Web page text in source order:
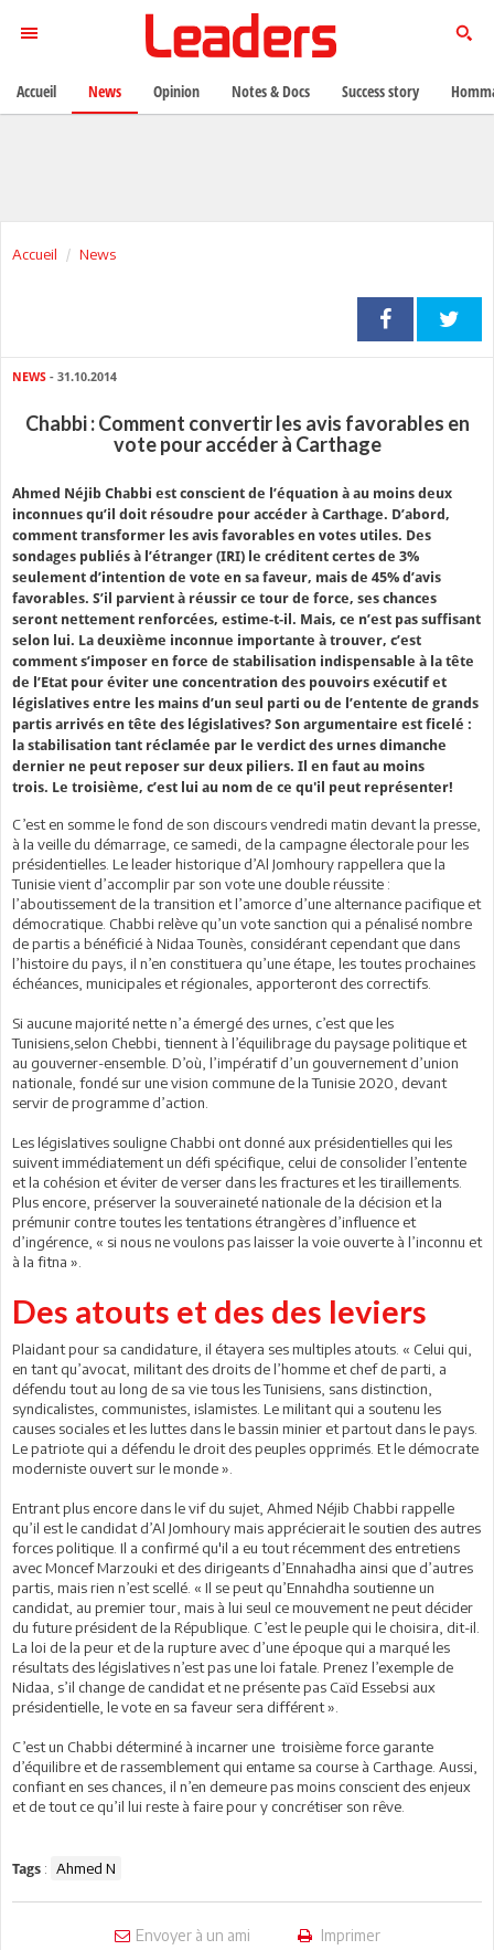
Accueil News
NEWS - 31.10.2014
Chabbi : Comment convertir les avis favorables en
vote pour accéder à Carthage
Ahmed Néjib Chabbi est conscient de l’équation à au moins deux
inconnues qu’il doit résoudre pour accéder à Carthage. D’abord,
comment transformer les avis favorables en votes utiles. Des
sondages publiés à l’étranger (IRI) le créditent certes de 3%
seulement d’intention de vote en sa faveur, mais de 45% d’avis
favorables. S’il parvient à réussir ce tour de force, ses chances
seront nettement renforcées, estime-t-il. Mais, ce n’est pas suffisant
selon lui. La deuxième inconnue importante à trouver, c’est
comment s’imposer en force de stabilisation indispensable à la tête
de l’Etat pour éviter une concentration des pouvoirs exécutif et
législatives entre les mains d’un seul parti ou de l’entente de grands
partis arrivés en tête des législatives? Son argumentaire est ficelé :
la stabilisation tant réclamée par le verdict des urnes dimanche
dernier ne peut reposer sur deux piliers. Il en faut au moins
trois. Le troisième, c’est lui au nom de ce qu'il peut représenter!
C’est en somme le fond de son discours vendredi matin devant la presse,
à la veille du démarrage, ce samedi, de la campagne électorale pour les
présidentielles. Le leader historique d’Al Jomhoury rappellera que la
Tunisie vient d’accomplir par son vote une double réussite :
l’aboutissement de la transition et l’amorce d’une alternance pacifique et
démocratique. Chabbi relève qu’un vote sanction qui a pénalisé nombre
de partis a bénéficié à Nidaa Tounès, considérant cependant que dans
l’histoire du pays, il n’en constituera qu’une étape, les toutes prochaines
échéances, municipales et régionales, apporteront des correctifs.
Si aucune majorité nette n’a émergé des urnes, c’est que les
Tunisiens,selon Chebbi, tiennent à l’équilibrage du paysage politique et
au gouverner-ensemble. D’où, l’impératif d’un gouvernement d’union
nationale, fondé sur une vision commune de la Tunisie 2020, devant
servir de programme d’action.
Les législatives souligne Chabbi ont donné aux présidentielles qui les
suivent immédiatement un défi spécifique, celui de consolider l’entente
et la cohésion et éviter de verser dans les fractures et les tiraillements.
Plus encore, préserver la souveraineté nationale de la décision et la
prémunir contre toutes les tentations étrangères d’influence et
d’ingérence, « si nous ne voulons pas laisser la voie ouverte à l’inconnu et
à la fitna ».
Des atouts et des des leviers
Plaidant pour sa candidature, il étayera ses multiples atouts. « Celui qui,
en tant qu’avocat, militant des droits de l’homme et chef de parti, a
défendu tout au long de sa vie tous les Tunisiens, sans distinction,
syndicalistes, communistes, islamistes. Le militant qui a soutenu les
causes sociales et les luttes dans le bassin minier et partout dans le pays.
Le patriote qui a défendu le droit des peuples opprimés. Et le démocrate
moderniste ouvert sur le monde ».
Entrant plus encore dans le vif du sujet, Ahmed Néjib Chabbi rappelle
qu’il est le candidat d’Al Jomhoury mais apprécierait le soutien des autres
forces politique. Il a confirmé qu'il a eu tout récemment des entretiens
avec Moncef Marzouki et des dirigeants d’Ennahadha ainsi que d’autres
partis, mais rien n’est scellé. « Il se peut qu’Ennahdha soutienne un
candidat, au premier tour, mais à lui seul ce mouvement ne peut décider
du future président de la République. C’est le peuple qui le choisira, dit-il.
La loi de la peur et de la rupture avec d’une époque qui a marqué les
résultats des législatives n’est pas une loi fatale. Prenez l’exemple de
Nidaa, s’il change de candidat et ne présente pas Caïd Essebsi aux
présidentielle, le vote en sa faveur sera différent ».
C’est un Chabbi déterminé à incarner une troisième force garante
d’équilibre et de rassemblement qui entame sa course à Carthage. Aussi,
confiant en ses chances, il n’en demeure pas moins conscient des enjeux
et de tout ce qu’il lui reste à faire pour y concrétiser son rêve.
Tags : Ahmed N
Envoyer à un ami Imprimer
Accueil News Opinion Notes & Docs Success story